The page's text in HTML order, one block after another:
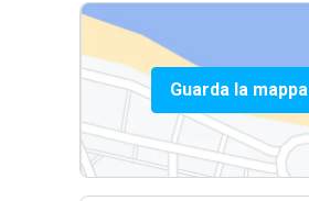
Guarda la mappa